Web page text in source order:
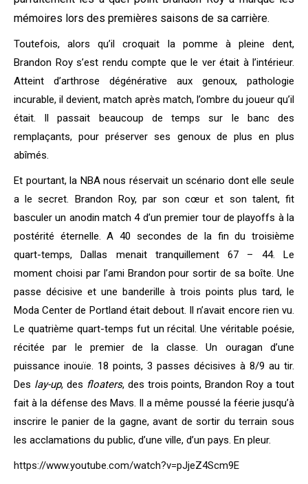
mémoires lors des premières saisons de sa carrière.
Toutefois, alors qu’il croquait la pomme à pleine dent,
Brandon Roy s’est rendu compte que le ver était à l’intérieur.
Atteint d’arthrose dégénérative aux genoux, pathologie
incurable, il devient, match après match, l’ombre du joueur qu’il
était. Il passait beaucoup de temps sur le banc des
remplaçants, pour préserver ses genoux de plus en plus
abîmés.
Et pourtant, la NBA nous réservait un scénario dont elle seule
a le secret. Brandon Roy, par son cœur et son talent, fit
basculer un anodin match 4 d’un premier tour de playoffs à la
postérité éternelle. A 40 secondes de la fin du troisième
quart-temps, Dallas menait tranquillement 67 – 44. Le
moment choisi par l’ami Brandon pour sortir de sa boîte. Une
passe décisive et une banderille à trois points plus tard, le
Moda Center de Portland était debout. Il n’avait encore rien vu.
Le quatrième quart-temps fut un récital. Une véritable poésie,
récitée par le premier de la classe. Un ouragan d’une
puissance inouïe. 18 points, 3 passes décisives à 8/9 au tir.
Des lay-up, des floaters, des trois points, Brandon Roy a tout
fait à la défense des Mavs. Il a même poussé la féerie jusqu’à
inscrire le panier de la gagne, avant de sortir du terrain sous
les acclamations du public, d’une ville, d’un pays. En pleur.
https://www.youtube.com/watch?v=pJjeZ4Scm9E